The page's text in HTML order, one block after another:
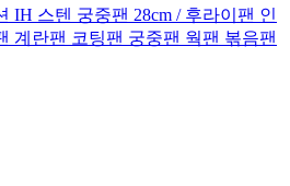
IH 스텐 궁중팬 28cm / 후라이팬 인
계란팬 코팅팬 궁중팬 웍팬 볶음팬